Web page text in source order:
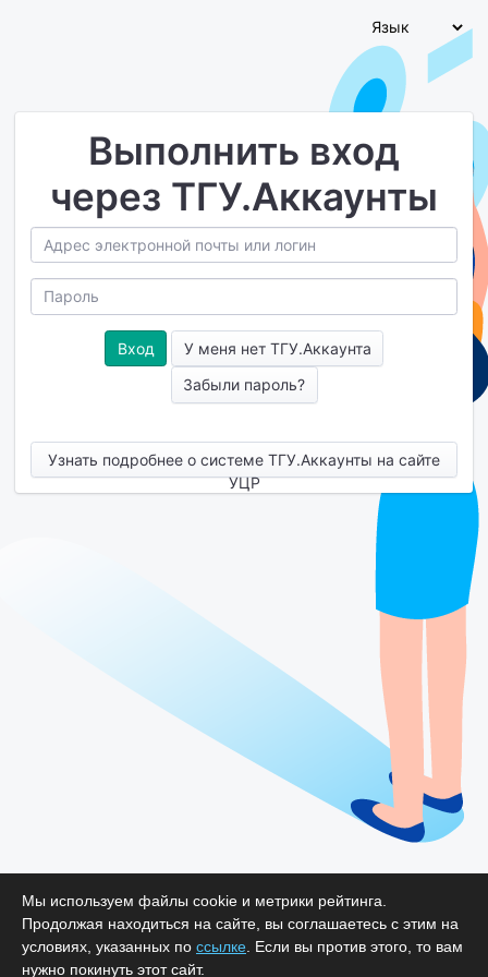
Выполнить вход
через ТГУ.Аккаунты
У меня нет ТГУ.Аккаунта
Забыли пароль?
Узнать подробнее о системе ТГУ.Аккаунты на сайте
УЦР
Мы используем файлы cookie и метрики рейтинга.
Продолжая находиться на сайте, вы соглашаетесь с этим на
условиях, указанных по ссылке . Если вы против этого, то вам
нужно покинуть этот сайт.